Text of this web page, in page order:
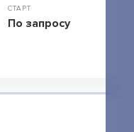
СТАРТ
По запросу